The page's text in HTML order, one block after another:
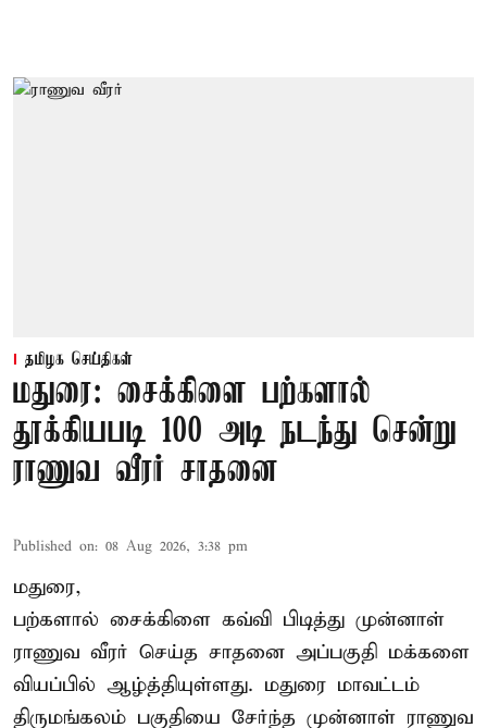
தமிழக செய்திகள்
மதுரை: சைக்கிளை பற்களால்
தூக்கியபடி 100 அடி நடந்து சென்று
ராணுவ வீரர் சாதனை
Published on: 08 Aug 2026, 3:38 pm
மதுரை,
பற்களால் சைக்கிளை கவ்வி பிடித்து முன்னாள்
ராணுவ வீரர் செய்த சாதனை அப்பகுதி மக்களை
வியப்பில் ஆழ்த்தியுள்ளது. மதுரை மாவட்டம்
திருமங்கலம் பகுதியை சேர்ந்த முன்னாள் ராணுவ